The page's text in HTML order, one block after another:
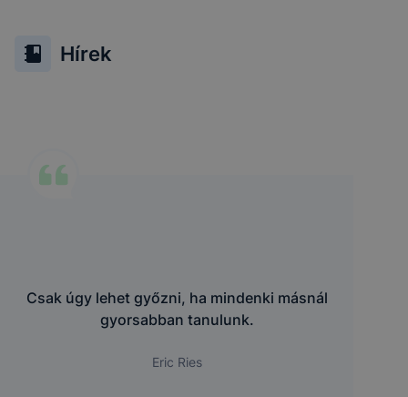
Hírek
Csak úgy lehet győzni, ha mindenki másnál
gyorsabban tanulunk.
Eric Ries